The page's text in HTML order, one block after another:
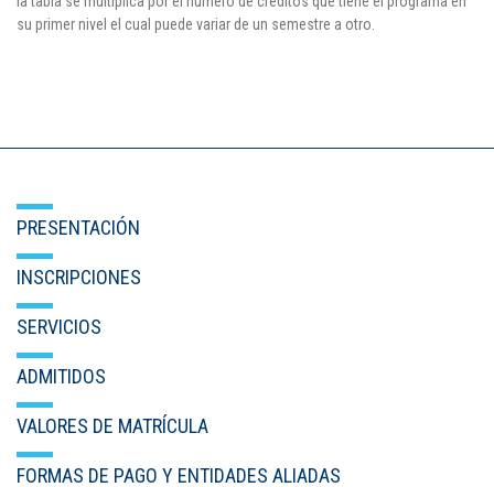
su primer nivel el cual puede variar de un semestre a otro.
PRESENTACIÓN
INSCRIPCIONES
SERVICIOS
ADMITIDOS
VALORES DE MATRÍCULA
FORMAS DE PAGO Y ENTIDADES ALIADAS